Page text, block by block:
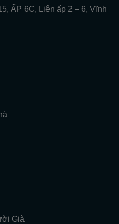
ẤP 6C, Liên ấp 2 – 6, Vĩnh
Già